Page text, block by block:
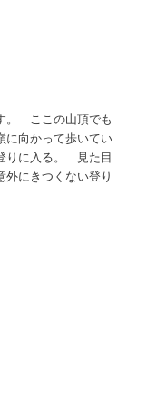
。 ここの山頂でも
向かって歩いてい
りに入る。 見た目
にきつくない登り